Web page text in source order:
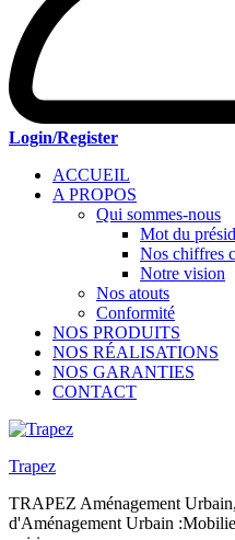
Login/Register
ACCUEIL
A PROPOS
Qui sommes-nous
Mot du
Nos chiffres
Notre vision
Nos atouts
Conformité
NOS PRODUITS
NOS RÉALISATIONS
NOS GARANTIES
CONTACT
Trapez
TRAPEZ Aménagement
d'Aménagement Urbain